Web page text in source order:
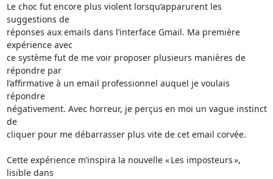
Le choc fut encore plus violent lorsqu’apparurent les
suggestions de
réponses aux emails dans l’interface Gmail. Ma première
expérience avec
ce système fut de me voir proposer plusieurs manières de
répondre par
l’affirmative à un email professionnel auquel je voulais
répondre
négativement. Avec horreur, je perçus en moi un vague instinct
de
cliquer pour me débarrasser plus vite de cet email corvée.
Cette expérience m’inspira la nouvelle « Les imposteurs »,
lisible dans